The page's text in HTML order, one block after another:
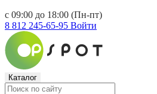
с 09:00 до 18:00 (Пн-пт)
8 812 245-65-95 Войти
Каталог